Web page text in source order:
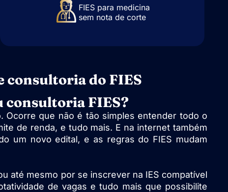
FIES para medicina
sem nota de corte
consultoria FIES?
Ocorre que não é tão simples entender todo o
de renda, e tudo mais. E na internet também
um novo edital, e as regras do FIES mudam
até mesmo por se inscrever na IES compatível
de vagas e tudo mais que possibilite
consultoria do FIES